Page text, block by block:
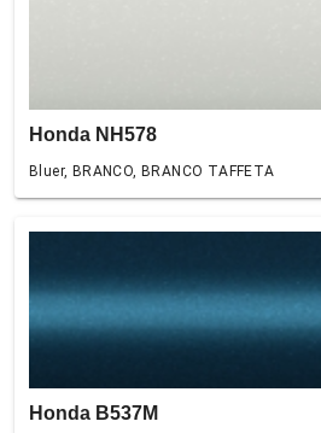
Honda NH578
Bluer, BRANCO, BRANCO TAFFETA
Honda B537M